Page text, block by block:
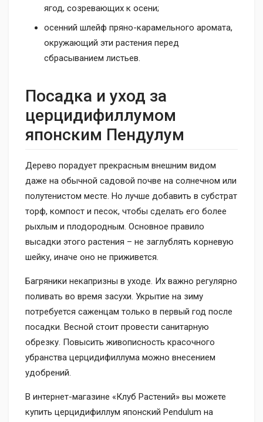
ягод, созревающих к осени;
осенний шлейф пряно-карамельного аромата,
окружающий эти растения перед
сбрасыванием листьев.
Посадка и уход за
церцидифиллумом
японским Пендулум
Дерево порадует прекрасным внешним видом
даже на обычной садовой почве на солнечном или
полутенистом месте. Но лучше добавить в субстрат
торф, компост и песок, чтобы сделать его более
рыхлым и плодородным. Основное правило
высадки этого растения – не заглублять корневую
шейку, иначе оно не приживется.
Багряники некапризны в уходе. Их важно регулярно
поливать во время засухи. Укрытие на зиму
потребуется саженцам только в первый год после
посадки. Весной стоит провести санитарную
обрезку. Повысить живописность красочного
убранства церцидифиллума можно внесением
удобрений.
В интернет-магазине «Клуб Растений» вы можете
купить церцидифиллум японский Pendulum на